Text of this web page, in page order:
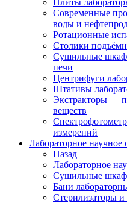
Плиты
Современные
воды и
Ротационные
Столики
Сушильные
печи
Центрифуги
Штативы
Экстракторы —
веществ
измерений
Лабораторное
Назад
Лабораторное
Сушильные
Бани
Стерилизаторы и